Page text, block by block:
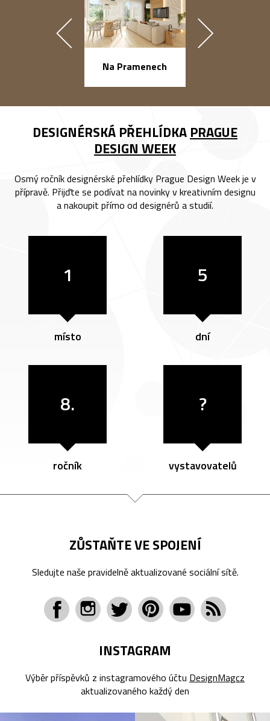
Na Pramenech
DESIGNÉRSKÁ PŘEHLÍDKA PRAGUE
DESIGN WEEK
Osmý ročník designérské přehlídky Prague Design Week je v
přípravě. Přijďte se podívat na novinky v kreativním designu
a nakoupit přímo od designérů a studií.
1
místo
5
dní
8.
ročník
?
vystavovatelů
ZŮSTAŇTE VE SPOJENÍ
Sledujte naše pravidelně aktualizované sociální sítě.
INSTAGRAM
Výběr příspěvků z instagramového účtu DesignMagcz
aktualizovaného každý den